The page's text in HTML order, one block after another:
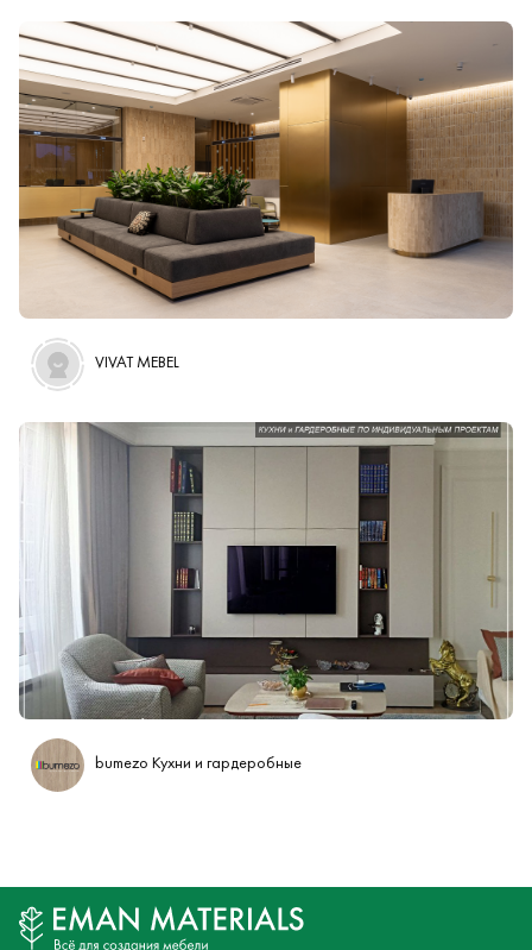
Work Photo 1
VIVAT MEBEL
Стенка ТВ зона в гостинной
bumezo Кухни и гардеробные